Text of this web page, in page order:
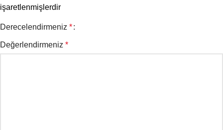
işaretlenmişlerdir
Derecelendirmeniz *
Değerlendirmeniz *